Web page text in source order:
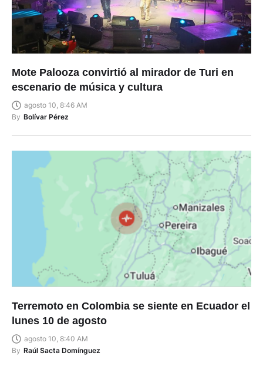
Mote Palooza convirtió al mirador de Turi en
escenario de música y cultura
agosto 10, 8:46 AM
By Bolívar Pérez
Terremoto en Colombia se siente en Ecuador el
lunes 10 de agosto
agosto 10, 8:40 AM
By Raúl Sacta Domínguez